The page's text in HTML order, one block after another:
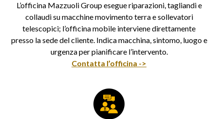
L’officina Mazzuoli Group esegue riparazioni, tagliandi e
collaudi su macchine movimento terra e sollevatori
telescopici; l’officina mobile interviene direttamente
presso la sede del cliente. Indica macchina, sintomo, luogo e
urgenza per pianificare l’intervento.
Contatta l’officina ->